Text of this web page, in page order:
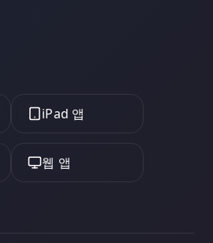
iPad 앱
웹 앱